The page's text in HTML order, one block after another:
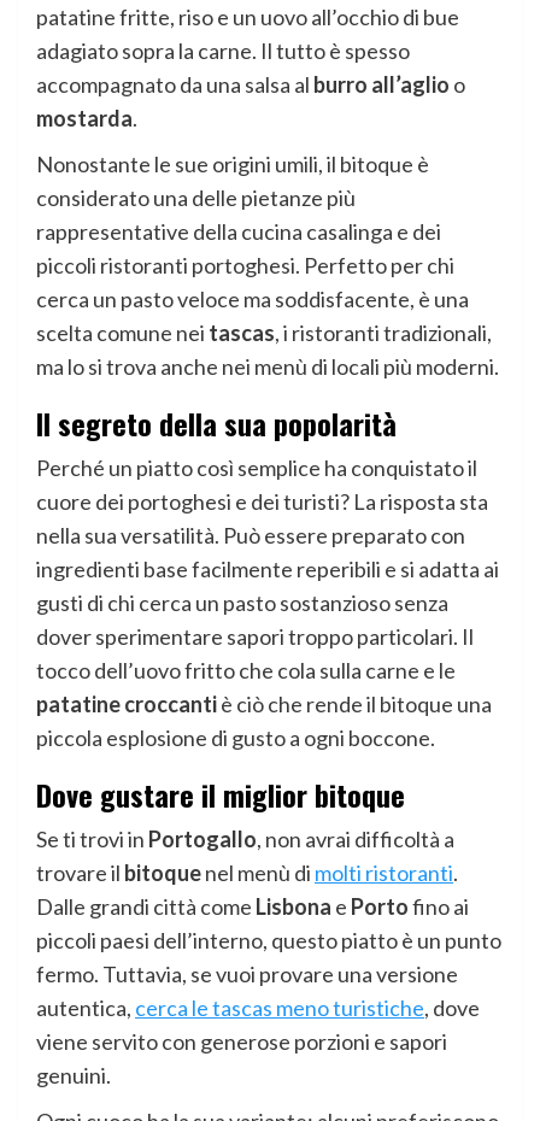
patatine fritte, riso e un uovo all’occhio di bue
adagiato sopra la carne. Il tutto è spesso
accompagnato da una salsa al burro all’aglio o
mostarda.
Nonostante le sue origini umili, il bitoque è
considerato una delle pietanze più
rappresentative della cucina casalinga e dei
piccoli ristoranti portoghesi. Perfetto per chi
cerca un pasto veloce ma soddisfacente, è una
scelta comune nei tascas, i ristoranti tradizionali,
ma lo si trova anche nei menù di locali più moderni.
Il segreto della sua popolarità
Perché un piatto così semplice ha conquistato il
cuore dei portoghesi e dei turisti? La risposta sta
nella sua versatilità. Può essere preparato con
ingredienti base facilmente reperibili e si adatta ai
gusti di chi cerca un pasto sostanzioso senza
dover sperimentare sapori troppo particolari. Il
tocco dell’uovo fritto che cola sulla carne e le
patatine croccantiè ciò che rende il bitoque una
piccola esplosione di gusto a ogni boccone.
Dove gustare il miglior bitoque
Se ti trovi in Portogallo, non avrai difficoltà a
trovare il bitoquenel menù di molti ristoranti.
Dalle grandi città come Lisbona e Portofino ai
piccoli paesi dell’interno, questo piatto è un punto
fermo. Tuttavia, se vuoi provare una versione
autentica, cerca le tascas meno turistiche, dove
viene servito con generose porzioni e sapori
genuini.